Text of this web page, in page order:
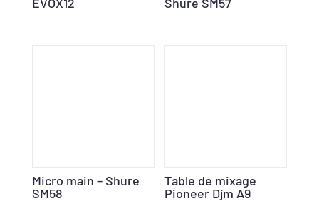
EVOX12
Shure SM57
Micro main – Shure
SM58
Table de mixage
Pioneer Djm A9